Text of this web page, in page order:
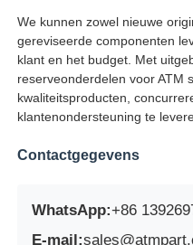
Muntrecycler
We kunnen zowel nieuwe
gereviseerde componenten
klant en het budget. Met
reserveonderdelen voor ATM
kwaliteitsproducten,
klantenondersteuning te
Contactgegevens
WhatsApp:+86
E-mail: